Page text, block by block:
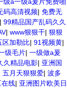
码高清视频| 免费无
| 99精品国产乱码久久
| www狠狠干| 狠狠
区加勒比| 91视频黄|
级毛片| 一级做a爰
久精品电影| 亚洲国
五月天狠狠爱| 波多
在线| 亚洲图片欧美日